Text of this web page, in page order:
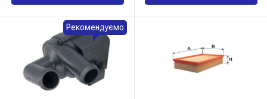
Рекомендуємо